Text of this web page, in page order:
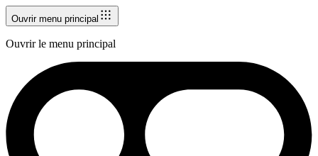
Ouvrir menu principal
Ouvrir le menu principal